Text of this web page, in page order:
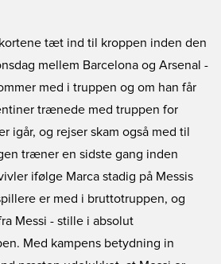
tæt ind til kroppen inden den
mellem Barcelona og Arsenal -
med i truppen og om han får
trænede med truppen for
igår, og rejser skam også med til
træner en sidste gang inden
ifølge Marca stadig på Messis
er med i bruttotruppen, og
Messi - stille i absolut
Med kampens betydning in